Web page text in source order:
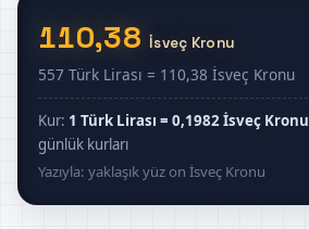
110,38İsveç Kronu
557 Türk Lirası = 110,38 İsveç Kronu
Kur: 1 Türk Lirası = 0,1982 İsveç Kronu
günlük kurları
Yazıyla: yaklaşık yüz on İsveç Kronu